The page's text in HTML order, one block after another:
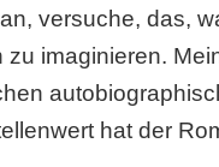
versuche, das,
imaginieren.
hat der